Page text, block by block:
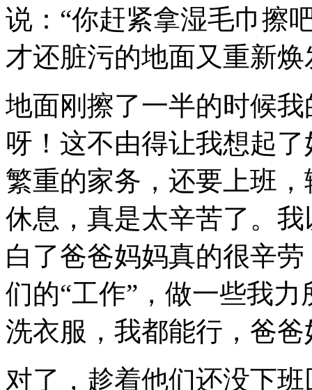
说：“你赶紧拿湿毛巾擦
才还脏污的地面又重新
地面刚擦了一半的时候
呀！这不由得让我想起
繁重的家务，还要上班
休息，真是太辛苦了。
白了爸爸妈妈真的很辛
们的“工作”，做一些我
洗衣服，我都能行，爸
对了，趁着他们还没下